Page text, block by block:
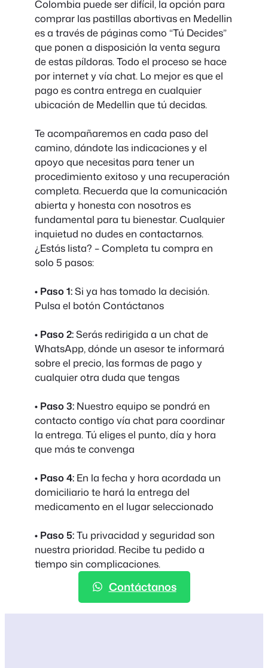
Colombia puede ser difícil, la opción para
comprar las pastillas abortivas en Medellin
es a través de páginas como “Tú Decides”
que ponen a disposición la venta segura
de estas píldoras. Todo el proceso se hace
por internet y vía chat. Lo mejor es que el
pago es contra entrega en cualquier
ubicación de Medellin que tú decidas.
Te acompañaremos en cada paso del
camino, dándote las indicaciones y el
apoyo que necesitas para tener un
procedimiento exitoso y una recuperación
completa. Recuerda que la comunicación
abierta y honesta con nosotros es
fundamental para tu bienestar. Cualquier
inquietud no dudes en contactarnos.
¿Estás lista? – Completa tu compra en
solo 5 pasos:
• Paso 1:Si ya has tomado la decisión.
Pulsa el botón Contáctanos
• Paso 2:Serás redirigida a un chat de
WhatsApp, dónde un asesor te informará
sobre el precio, las formas de pago y
cualquier otra duda que tengas
• Paso 3: Nuestro equipo se pondrá en
contacto contigo vía chat para coordinar
la entrega. Tú eliges el punto, día y hora
que más te convenga
• Paso 4: En la fecha y hora acordada un
domiciliario te hará la entrega del
medicamento en el lugar seleccionado
• Paso 5:Tu privacidad y seguridad son
nuestra prioridad. Recibe tu pedido a
tiempo sin complicaciones.
Contáctanos